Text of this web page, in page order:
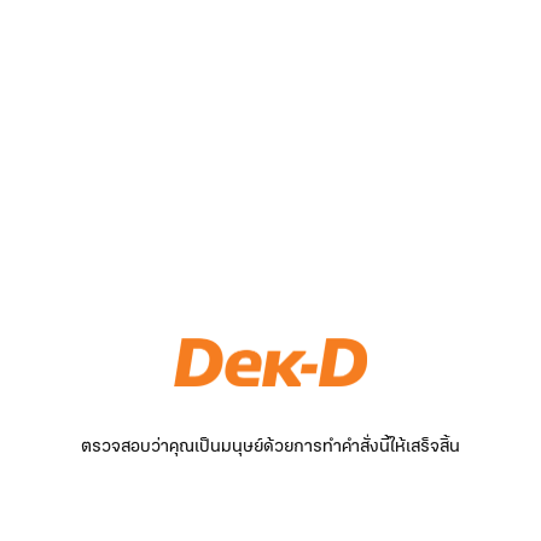
ตรวจสอบว่าคุณเป็นมนุษย์ด้วยการทำคำสั่งนี้ให้เสร็จสิ้น